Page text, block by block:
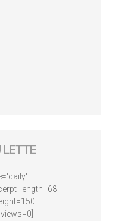
LETTE